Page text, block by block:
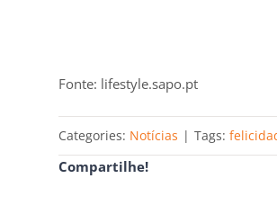
Fonte: lifestyle.sapo.pt
Categories: Notícias | Tags:
Compartilhe!